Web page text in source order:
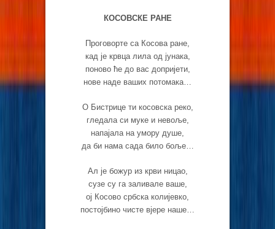
КОСОВСКЕ РАНЕ
Проговорте са Косова ране,
кад је крвца лила од јунака,
поново ће до вас допријети,
нове наде ваших потомака…
О Бистрице ти косовска реко,
гледала си муке и невоље,
напајала на умору душе,
да би нама сада било боље…
Ал је божур из крви ницао,
сузе су га заливале ваше,
ој Косово србска колијевко,
постојбино чисте вјере наше…